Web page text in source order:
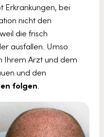
bei
nicht den
die frisch
ausfallen. Umso
Ihrem Arzt und dem
und den
folgen